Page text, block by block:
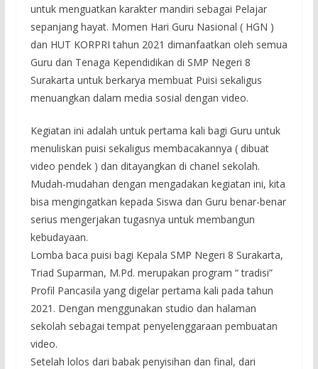
untuk menguatkan karakter mandiri sebagai Pelajar
sepanjang hayat. Momen Hari Guru Nasional ( HGN )
dan HUT KORPRI tahun 2021 dimanfaatkan oleh semua
Guru dan Tenaga Kependidikan di SMP Negeri 8
Surakarta untuk berkarya membuat Puisi sekaligus
menuangkan dalam media sosial dengan video.
Kegiatan ini adalah untuk pertama kali bagi Guru untuk
menuliskan puisi sekaligus membacakannya ( dibuat
video pendek ) dan ditayangkan di chanel sekolah.
Mudah-mudahan dengan mengadakan kegiatan ini, kita
bisa mengingatkan kepada Siswa dan Guru benar-benar
serius mengerjakan tugasnya untuk membangun
kebudayaan.
Lomba baca puisi bagi Kepala SMP Negeri 8 Surakarta,
Triad Suparman, M.Pd. merupakan program “ tradisi”
Profil Pancasila yang digelar pertama kali pada tahun
2021. Dengan menggunakan studio dan halaman
sekolah sebagai tempat penyelenggaraan pembuatan
video.
Setelah lolos dari babak penyisihan dan final, dari